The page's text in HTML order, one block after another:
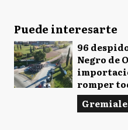
Puede interesarte
96
Negro de
romper